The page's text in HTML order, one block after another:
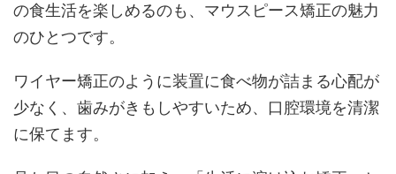
の食生活を楽しめるのも、マウスピース矯正の魅力
のひとつです。
ワイヤー矯正のように装置に食べ物が詰まる心配が
少なく、歯みがきもしやすいため、口腔環境を清潔
に保てます。